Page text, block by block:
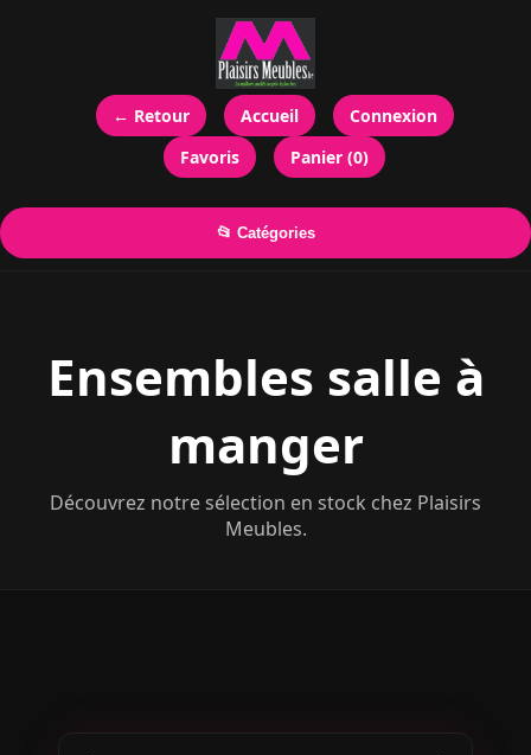
← Retour Accueil
Connexion
Favoris
Panier (0)
📂 Catégories
Ensembles salle à
manger
Découvrez notre sélection en stock chez Plaisirs
Meubles.